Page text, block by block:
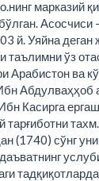
марказий
й. Уяйна деган
таълимни ўз
Арабистон ва
Касирга
тарғиботни
(1740) сўнг